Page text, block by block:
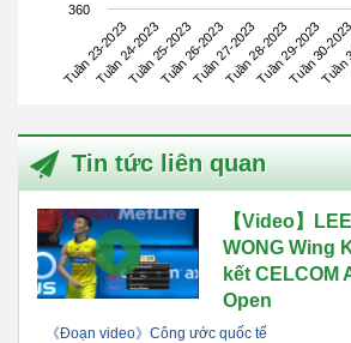
Tuần 23-2023
Tuần 24-2023Tuần 25-2023Tuần 26-2023Tuần 27-2023Tuần 28-2023Tuần 29-2023
Tuần 30-
360
Tin tức liên quan
【Video】
WONG Wing
kết CELCOM
Open
《Đoạn video》Công ước quốc tế